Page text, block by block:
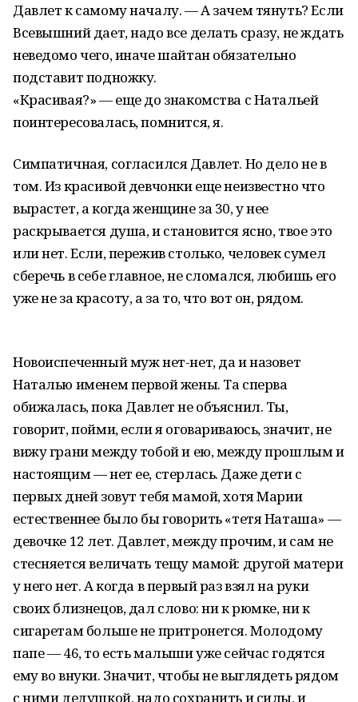
Давлет к самому началу. — А зачем тянуть? Если
Всевышний дает, надо все делать сразу, не ждать
неведомо чего, иначе шайтан обязательно
подставит подножку.
«Красивая?» — еще до знакомства с Натальей
поинтересовалась, помнится, я.
Симпатичная, согласился Давлет. Но дело не в
том. Из красивой девчонки еще неизвестно что
вырастет, а когда женщине за 30, у нее
раскрывается душа, и становится ясно, твое это
или нет. Если, пережив столько, человек сумел
сберечь в себе главное, не сломался, любишь его
уже не за красоту, а за то, что вот он, рядом.
Новоиспеченный муж нет-нет, да и назовет
Наталью именем первой жены. Та сперва
обижалась, пока Давлет не объяснил. Ты,
говорит, пойми, если я оговариваюсь, значит, не
вижу грани между тобой и ею, между прошлым и
настоящим — нет ее, стерлась. Даже дети с
первых дней зовут тебя мамой, хотя Марии
естественнее было бы говорить «тетя Наташа» —
девочке 12 лет. Давлет, между прочим, и сам не
стесняется величать тещу мамой: другой матери
у него нет. А когда в первый раз взял на руки
своих близнецов, дал слово: ни к рюмке, ни к
сигаретам больше не притронется. Молодому
папе — 46, то есть малыши уже сейчас годятся
ему во внуки. Значит, чтобы не выглядеть рядом
с ними дедушкой, надо сохранить и силы, и